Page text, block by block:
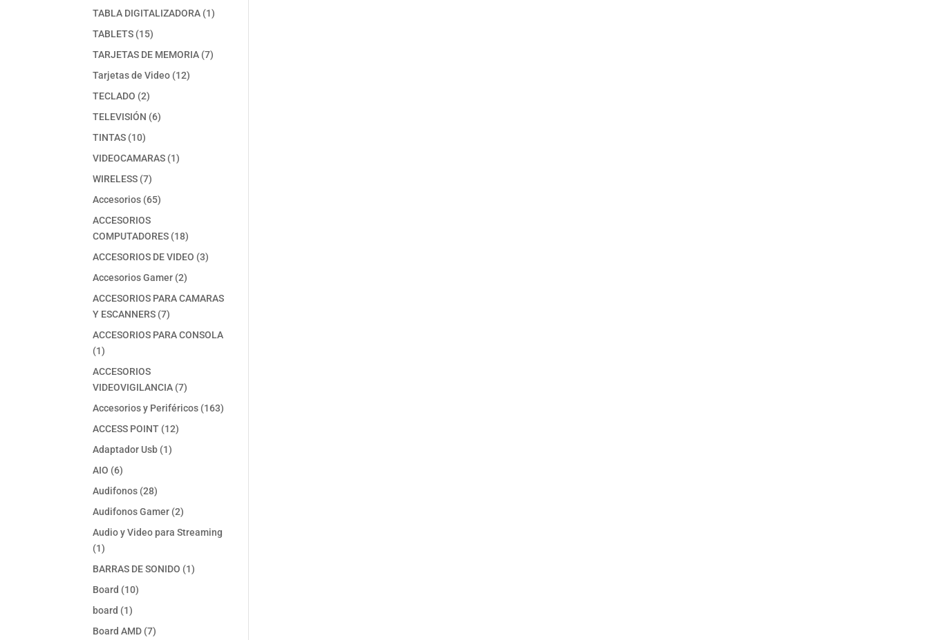
producto
TABLA DIGITALIZADORA 11
TABLETS 1515
productos
TARJETAS DE MEMORIA 77
Tarjetas de Video 1212
TECLADO 22
productos
TELEVISIÓN 66
TINTAS 1010
productos
VIDEOCAMARAS 11
WIRELESS 77
productos
Accesorios 6565
ACCESORIOS
COMPUTADORES 1818
productos
ACCESORIOS DE VIDEO 33
Accesorios Gamer 22
productos
ACCESORIOS PARA CAMARAS
Y ESCANNERS 77
productos
ACCESORIOS PARA CONSOLA
11
producto
ACCESORIOS
VIDEOVIGILANCIA 77
productos
Accesorios y Periféricos 163163
ACCESS POINT 1212
Adaptador Usb 11
AIO 66
productos
Audifonos 2828
productos
Audifonos Gamer 22
productos
Audio y Video para Streaming
11
producto
BARRAS DE SONIDO 11
Board 1010
board 11
producto
Board AMD 77